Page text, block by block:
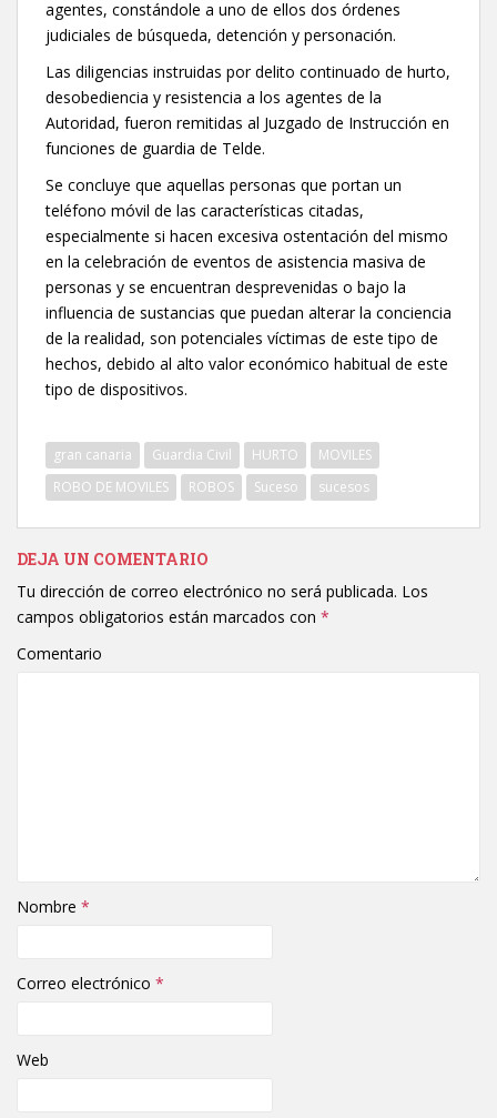
agentes, constándole a uno de ellos dos órdenes
judiciales de búsqueda, detención y personación.
Las diligencias instruidas por delito continuado de hurto,
desobediencia y resistencia a los agentes de la
Autoridad, fueron remitidas al Juzgado de Instrucción en
funciones de guardia de Telde.
Se concluye que aquellas personas que portan un
teléfono móvil de las características citadas,
especialmente si hacen excesiva ostentación del mismo
en la celebración de eventos de asistencia masiva de
personas y se encuentran desprevenidas o bajo la
influencia de sustancias que puedan alterar la conciencia
de la realidad, son potenciales víctimas de este tipo de
hechos, debido al alto valor económico habitual de este
tipo de dispositivos.
gran canaria Guardia Civil HURTO
MOVILES
ROBO DE MOVILES
ROBOS Suceso sucesos
DEJA UN COMENTARIO
Tu dirección de correo electrónico no será publicada. Los
campos obligatorios están marcados con *
Comentario
Nombre *
Correo electrónico *
Web